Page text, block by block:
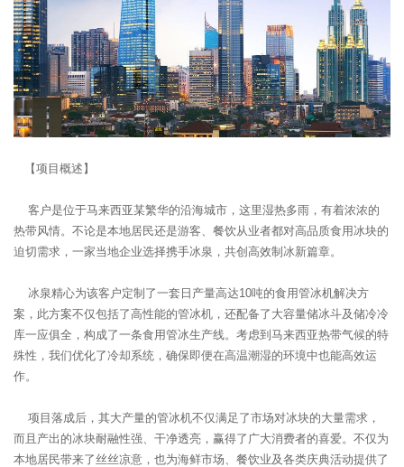
【项目概述】
客户是位于马来西亚某繁华的沿海城市，这里湿热多雨，有着浓浓的
热带风情。不论是本地居民还是游客、餐饮从业者都对高品质食用冰块的
迫切需求，一家当地企业选择携手冰泉，共创高效制冰新篇章。
冰泉精心为该客户定制了一套日产量高达10吨的食用管冰机解决方
案，此方案不仅包括了高性能的管冰机，还配备了大容量储冰斗及储冷冷
库一应俱全，构成了一条食用管冰生产线。考虑到马来西亚热带气候的特
殊性，我们优化了冷却系统，确保即便在高温潮湿的环境中也能高效运
作。
项目落成后，其大产量的管冰机不仅满足了市场对冰块的大量需求，
而且产出的冰块耐融性强、干净透亮，赢得了广大消费者的喜爱。不仅为
本地居民带来了丝丝凉意，也为海鲜市场、餐饮业及各类庆典活动提供了